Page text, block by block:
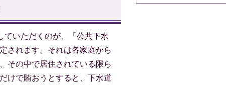
ていただくのが、「公共下水
されます。それは各家庭から
その中で居住されている限ら
けで賄おうとすると、下水道